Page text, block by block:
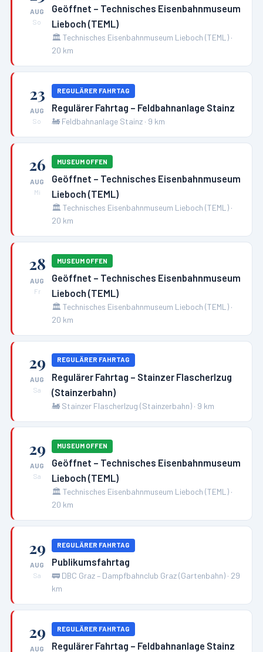
AUG
So
Geöffnet – Technisches Eisenbahnmuseum
Lieboch (TEML)
🏛️ Technisches Eisenbahnmuseum Lieboch (TEML) ·
20 km
23
AUG
So
REGULÄRER FAHRTAG
Regulärer Fahrtag – Feldbahnanlage Stainz
🚂 Feldbahnanlage Stainz · 9 km
26
AUG
Mi
MUSEUM OFFEN
Geöffnet – Technisches Eisenbahnmuseum
Lieboch (TEML)
🏛️ Technisches Eisenbahnmuseum Lieboch (TEML) ·
20 km
28
AUG
Fr
MUSEUM OFFEN
Geöffnet – Technisches Eisenbahnmuseum
Lieboch (TEML)
🏛️ Technisches Eisenbahnmuseum Lieboch (TEML) ·
20 km
29
AUG
Sa
REGULÄRER FAHRTAG
Regulärer Fahrtag – Stainzer Flascherlzug
(Stainzerbahn)
🚂 Stainzer Flascherlzug (Stainzerbahn) · 9 km
29
AUG
Sa
MUSEUM OFFEN
Geöffnet – Technisches Eisenbahnmuseum
Lieboch (TEML)
🏛️ Technisches Eisenbahnmuseum Lieboch (TEML) ·
20 km
29
AUG
Sa
REGULÄRER FAHRTAG
Publikumsfahrtag
🚃 DBC Graz – Dampfbahnclub Graz (Gartenbahn) · 29
km
29
AUG
REGULÄRER FAHRTAG
Regulärer Fahrtag – Feldbahnanlage Stainz